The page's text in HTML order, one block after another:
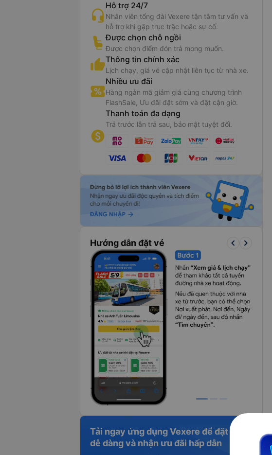
Hỗ trợ 24/7
Nhân viên tổng đài Vexere tận tâm tư vấn và
hỗ trợ khi gặp trục trặc hoặc sự cố.
Được chọn chỗ ngồi
Được chọn điểm đón trả mong muốn.
Thông tin chính xác
Lịch chạy, giá vé cập nhật liên tục từ nhà xe.
Nhiều ưu đãi
Hàng ngàn mã giảm giá cùng chương trình
FlashSale, Ưu đãi đặt sớm và đặt cận giờ.
Thanh toán đa dạng
Trả trước lẫn trả sau, bảo mật tuyệt đối.
Hướng dẫn đặt vé keyboard_arrow_left keyboard_arrow_right
Tải ngay ứng dụng Vexere để đặt vé
dễ dàng và nhận ưu đãi hấp dẫn